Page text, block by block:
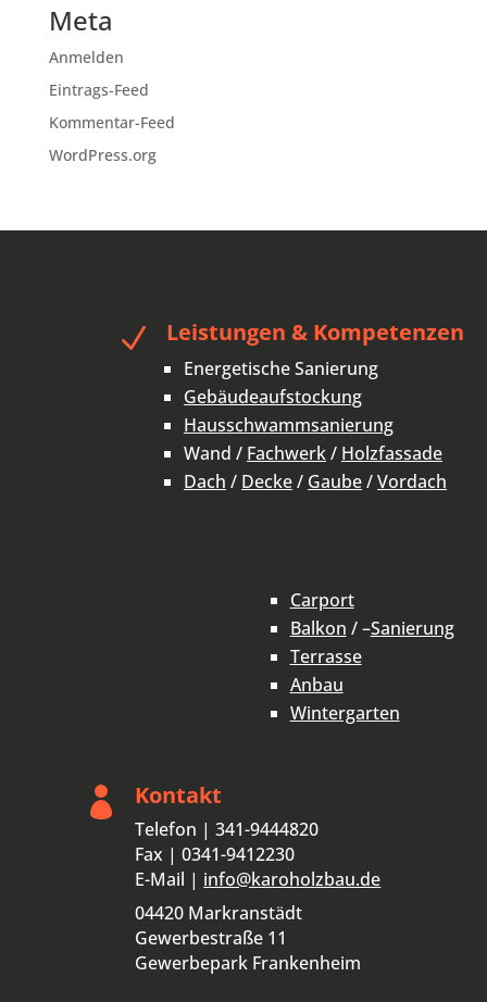
Meta
Anmelden
Eintrags-Feed
Kommentar-Feed
WordPress.org
N Leistungen & Kompetenzen
Energetische Sanierung
Gebäudeaufstockung
Hausschwammsanierung
Wand / Fachwerk/ Holzfassade
Dach / Decke/ Gaube/Vordach
Carport
Balkon / –Sanierung
Terrasse
Anbau
Wintergarten
 Kontakt
Telefon | 341-9444820
Fax | 0341-9412230
E-Mail | info@karoholzbau.de
04420 Markranstädt
Gewerbestraße 11
Gewerbepark Frankenheim